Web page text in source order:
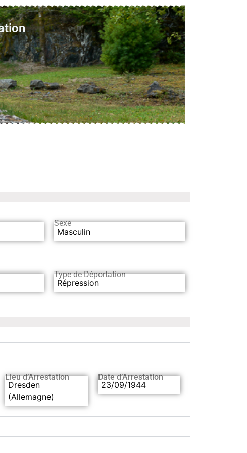
Sexe
Masculin
Type de Déportation
Répression
Lieu d’Arrestation
Dresden
(Allemagne)
Date d’Arrestation
23/09/1944